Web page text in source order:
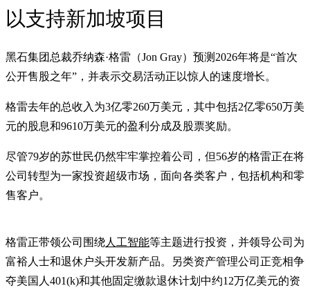
以支持新加坡项目
黑石集团总裁乔纳森·格雷（Jon Gray）预测2026年将是“首次
公开售股之年”，并表示交易活动正以惊人的速度增长。
格雷去年的总收入为3亿零260万美元，其中包括2亿零650万美
元的股息和9610万美元的盈利分成及股票奖励。
尽管79岁的苏世民仍然牢牢掌控着公司，但56岁的格雷正在将
公司转型为一家投资超级市场，面向各类客户，包括机构和零
售客户。
格雷正带领公司围绕人工智能等主题进行投资，并领导公司为
富裕人士和退休户头开发新产品。另类资产管理公司正竞相争
夺美国人401(k)和其他固定缴款退休计划中约12万亿美元的资